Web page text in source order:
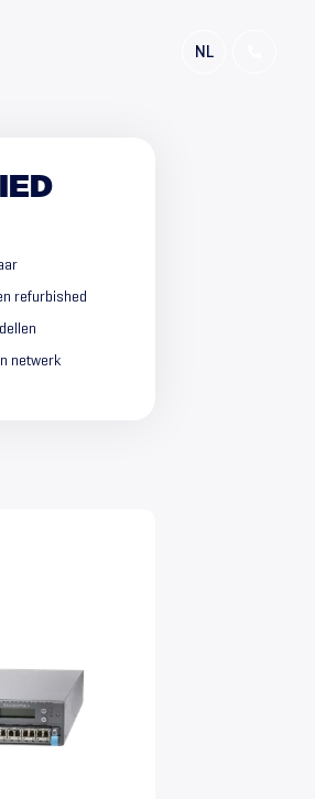
NL
refurbished
netwerk